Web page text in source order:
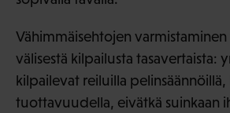
Vähimmäisehtojen
välisestä kilpailusta tasavertaista:
kilpailevat reiluilla pelinsäännöillä,
tuottavuudella, eivätkä suinkaan